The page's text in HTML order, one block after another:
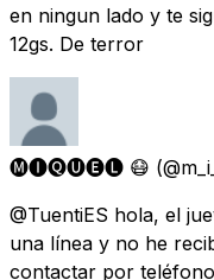
en ningun lado y te
12gs. De terror
🅜🅘🅠🅤🅔🅛 😷
@TuentiES hola, el
una línea y no he
contactar por